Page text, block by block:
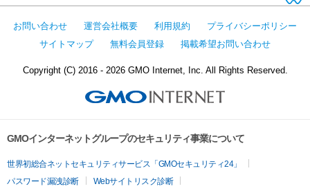
お問い合わせ 運営会社概要 利用規約
プライバシーポリシー
サイトマップ
無料会員登録 掲載希望お問い合わせ
Copyright (C) 2016 - 2026 GMO Internet, Inc. All Rights Reserved.
GMOインターネットグループのセキュリティ事業について
世界初総合ネットセキュリティサービス「GMOセキュリティ24」
パスワード漏洩診断
Webサイトリスク診断